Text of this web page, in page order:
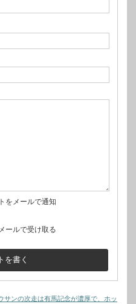
をメールで通知
ールで受け取る
サンの次走は有馬記念が濃厚で、ホッ